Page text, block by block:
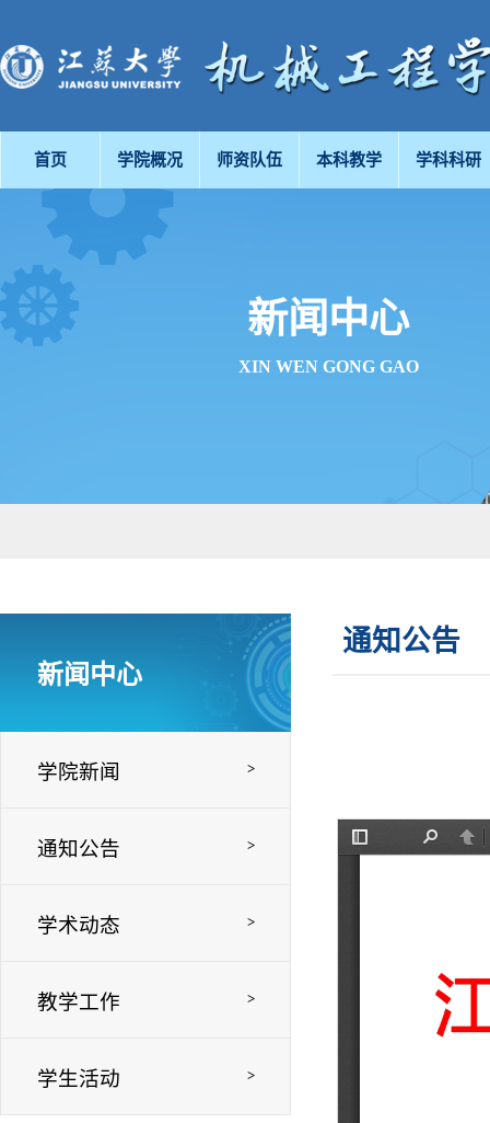
首页 学院概况 师资队伍 本科教学 学科科研
新闻中心
XIN WEN GONG GAO
新闻中心
学院新闻 >
通知公告 >
学术动态 >
教学工作 >
学生活动 >
通知公告